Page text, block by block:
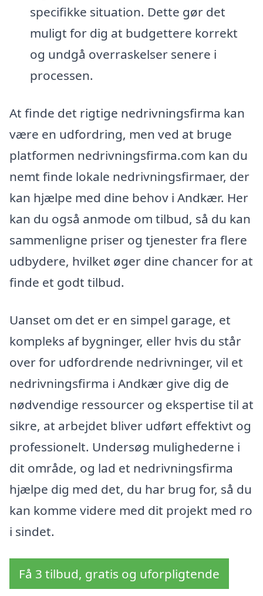
specifikke situation. Dette gør det
muligt for dig at budgettere korrekt
og undgå overraskelser senere i
processen.
At finde det rigtige nedrivningsfirma kan
være en udfordring, men ved at bruge
platformen nedrivningsfirma.com kan du
nemt finde lokale nedrivningsfirmaer, der
kan hjælpe med dine behov i Andkær. Her
kan du også anmode om tilbud, så du kan
sammenligne priser og tjenester fra flere
udbydere, hvilket øger dine chancer for at
finde et godt tilbud.
Uanset om det er en simpel garage, et
kompleks af bygninger, eller hvis du står
over for udfordrende nedrivninger, vil et
nedrivningsfirma i Andkær give dig de
nødvendige ressourcer og ekspertise til at
sikre, at arbejdet bliver udført effektivt og
professionelt. Undersøg mulighederne i
dit område, og lad et nedrivningsfirma
hjælpe dig med det, du har brug for, så du
kan komme videre med dit projekt med ro
i sindet.
Få 3 tilbud, gratis og uforpligtende